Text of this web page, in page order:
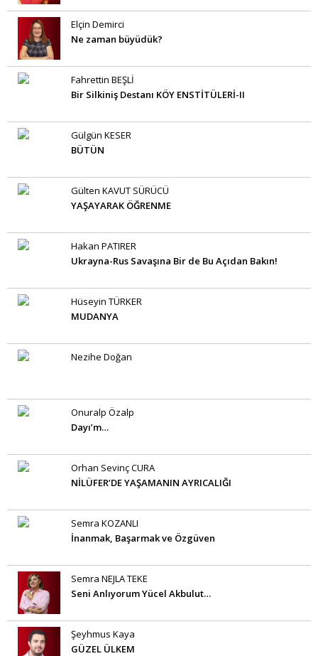
Elçin Demirci
Ne zaman büyüdük?
Fahrettin BEŞLİ
Bir Silkiniş Destanı KÖY ENSTİTÜLERİ-II
Gülgün KESER
BÜTÜN
Gülten KAVUT SÜRÜCÜ
YAŞAYARAK ÖĞRENME
Hakan PATIRER
Ukrayna-Rus Savaşına Bir de Bu Açıdan Bakın!
Hüseyin TÜRKER
MUDANYA
Nezihe Doğan
Onuralp Özalp
Dayı’m…
Orhan Sevinç CURA
NİLÜFER’DE YAŞAMANIN AYRICALIĞI
Semra KOZANLI
İnanmak, Başarmak ve Özgüven
Semra NEJLA TEKE
Seni Anlıyorum Yücel Akbulut…
Şeyhmus Kaya
GÜZEL ÜLKEM